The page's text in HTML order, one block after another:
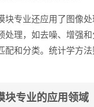
块专业还应用了图像
处理，如去噪、增强
配和分类。统计学方
块专业的应用领域